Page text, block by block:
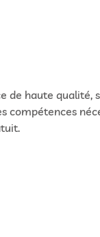
de haute qualité,
compétences